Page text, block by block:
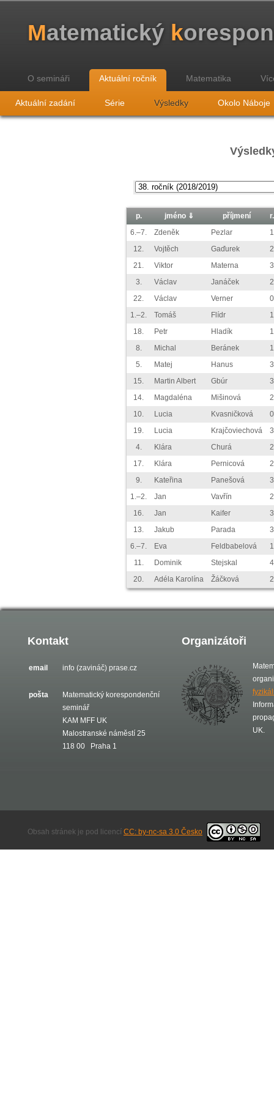
Matematický k
O semináři Aktuální ročník Matematika
Aktuální zadání Série Výsledky Okolo Náboje
p. jméno ⇓ příjmení
r.
6.–7.
Zdeněk Pezlar
1
12.
Vojtěch Gaďurek
2
21.
Viktor Materna
3
3.
Václav Janáček
2
22.
Václav Verner
0
1.–2.
Tomáš Flídr
1
18.
Petr Hladík
1
8.
Michal Beránek
1
5.
Matej Hanus
3
15.
Martin Albert Gbúr
3
14.
Magdaléna Mišinová
2
10.
Lucia Kvasničková
0
19.
Lucia Krajčoviechová
3
4.
Klára Churá
2
17.
Klára Pernicová
2
9.
Kateřina Panešová
3
1.–2.
Jan Vavřín
2
16.
Jan Kaifer
3
13.
Jakub Parada
3
6.–7.
Eva Feldbabelová
1
11.
Dominik Stejskal
4
20.
Adéla Karolína Žáčková 2
Kontakt
email info (zavináč) prase.cz
pošta
Matematický korespondenční
seminář
KAM MFF UK
Malostranské náměstí 25
118 00 Praha 1
Organizátoři
UK.
Obsah stránek je pod licencí CC: by-nc-sa 3.0 Česko